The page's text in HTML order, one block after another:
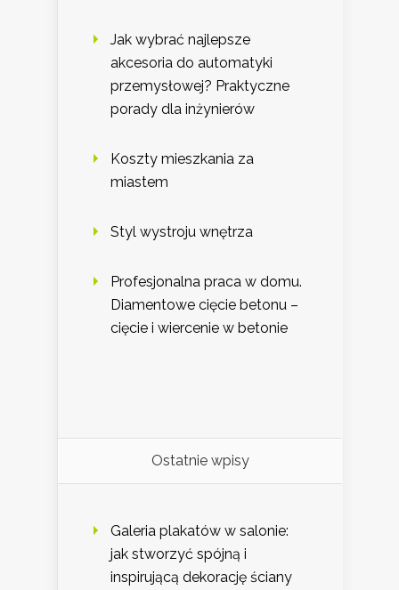
Jak wybrać najlepsze
akcesoria do automatyki
przemysłowej? Praktyczne
porady dla inżynierów
Koszty mieszkania za
miastem
Styl wystroju wnętrza
Profesjonalna praca w domu.
Diamentowe cięcie betonu –
cięcie i wiercenie w betonie
Ostatnie wpisy
Galeria plakatów w salonie:
jak stworzyć spójną i
inspirującą dekorację ściany